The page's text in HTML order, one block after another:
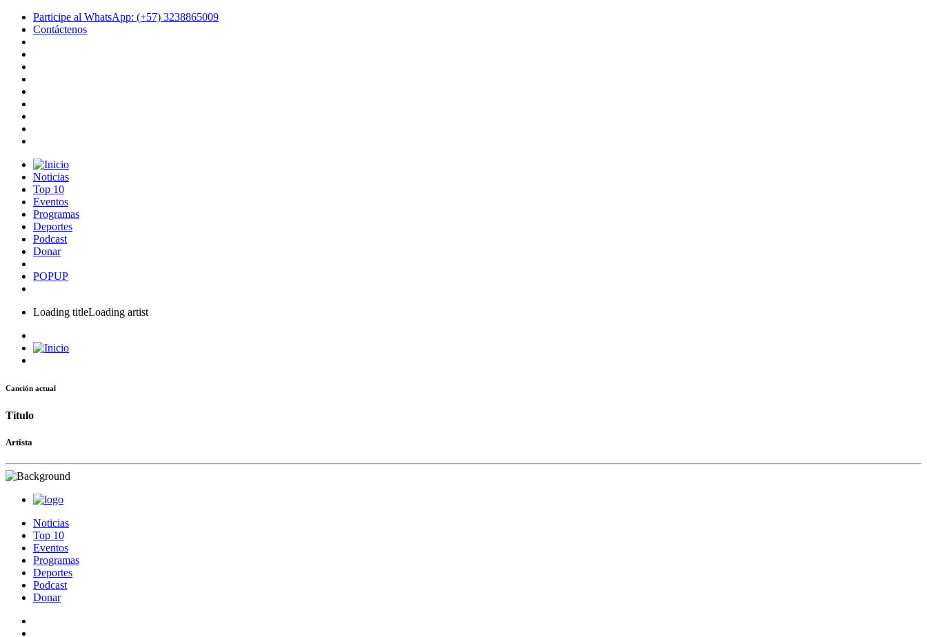
Participe al WhatsApp: (+57) 3238865009
Contáctenos
Noticias
Top 10
Eventos
Programas
Deportes
Podcast
Donar
POPUP
Loading titleLoading artist
Canción actual
Título
Artista
Noticias
Top 10
Eventos
Programas
Deportes
Podcast
Donar